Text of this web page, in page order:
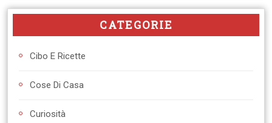
CATEGORIE
Cibo E Ricette
Cose Di Casa
Curiosità